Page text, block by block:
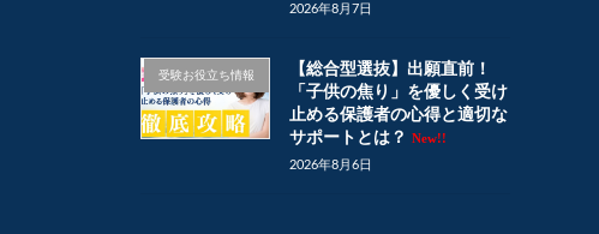
2026年8月7日
受験お役立ち情報
【総合型選抜】出願直前！
「子供の焦り」を優しく受け
止める保護者の心得と適切な
サポートとは？ New!!
2026年8月6日